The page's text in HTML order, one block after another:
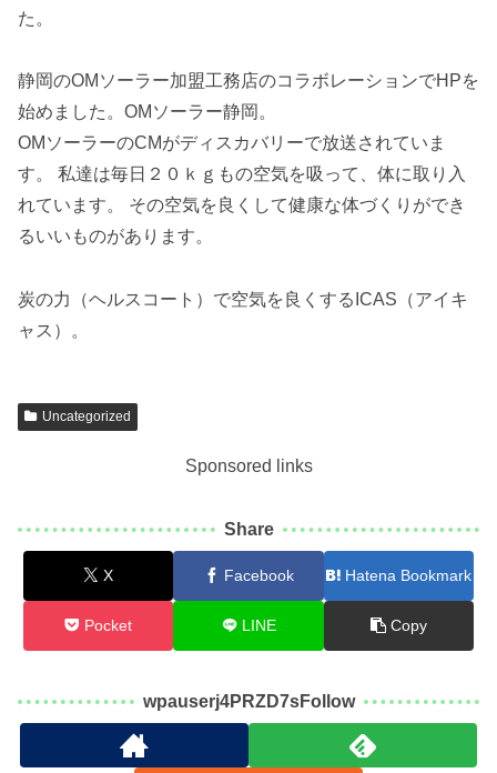
た。
静岡のOMソーラー加盟工務店のコラボレーションでHPを
始めました。OMソーラー静岡。
OMソーラーのCMがディスカバリーで放送されていま
す。 私達は毎日２０ｋｇもの空気を吸って、体に取り入
れています。 その空気を良くして健康な体づくりができ
るいいものがあります。
炭の力（ヘルスコート）で空気を良くするICAS（アイキ
ャス）。
Uncategorized
Sponsored links
Share
X Facebook Hatena Bookmark
Pocket LINE Copy
wpauserj4PRZD7sFollow